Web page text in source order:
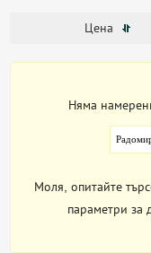
Цена
Няма
Моля, опитайте
параметри за